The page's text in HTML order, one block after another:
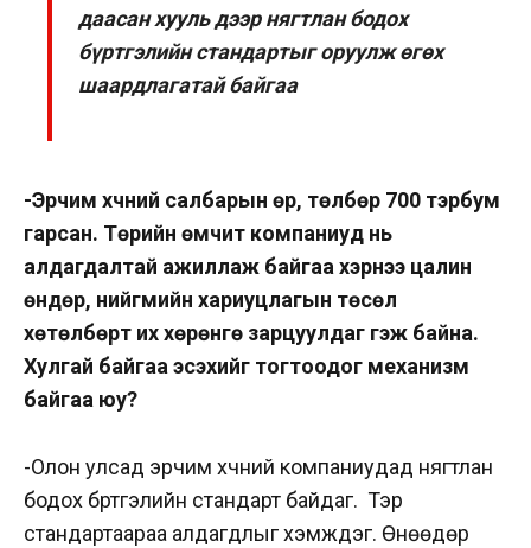
даасан хууль дээр нягтлан бодох
бүртгэлийн стандартыг оруулж өгөх
шаардлагатай байгаа
-Эрчим хүчний салбарын өр, төлбөр 700 тэрбум
гарсан. Төрийн өмчит компаниуд нь
алдагдалтай ажиллаж байгаа хэрнээ цалин
өндөр, нийгмийн хариуцлагын төсөл
хөтөлбөрт их хөрөнгө зарцуулдаг гэж байна.
Хулгай байгаа эсэхийг тогтоодог механизм
байгаа юу?
-Олон улсад эрчим хүчний компаниудад нягтлан
бодох бүртгэлийн стандарт байдаг. Тэр
стандартаараа алдагдлыг хэмждэг. Өнөөдөр